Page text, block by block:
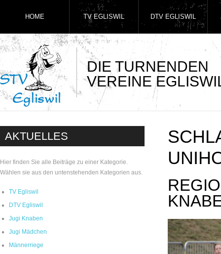
DIE TURNENDEN
VEREINE
HOME TV EGLISWIL DTV EGLISWIL
AKTUELLES
Hier finden Sie alle Beiträge zu einer Kategorie.
Wählen sie aus den untenstehenden Kategorien aus.
TV Egliswil
DTV Egliswil
Jugi Knaben
Jugi Mädchen
Männerriege